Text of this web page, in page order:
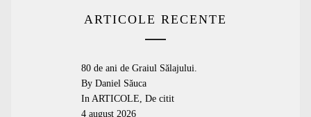
ARTICOLE RECENTE
80 de ani de Graiul Sălajului.
By Daniel Săuca
In ARTICOLE, De citit
4 august 2026